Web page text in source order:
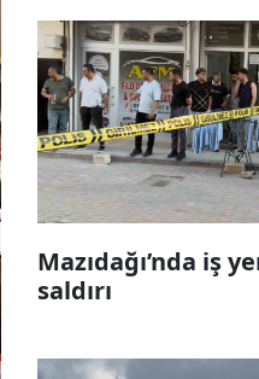
Mazıdağı’nda iş
saldırı